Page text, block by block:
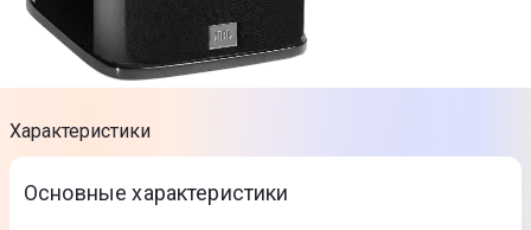
Характеристики
Основные характеристики